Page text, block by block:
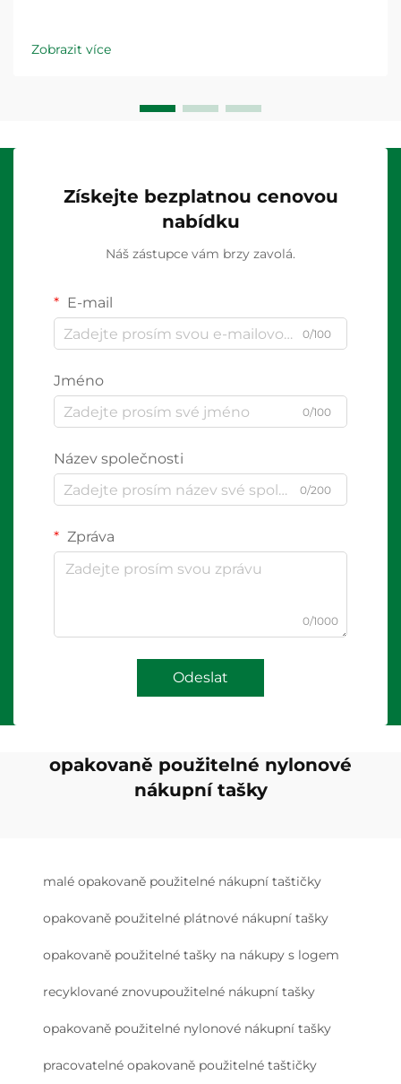
Zobrazit více
Získejte bezplatnou cenovou
nabídku
Náš zástupce vám brzy zavolá.
E-mail
0/100
Jméno
0/100
Název společnosti
0/200
Zpráva
0/1000
Odeslat
opakovaně použitelné nylonové
nákupní tašky
malé opakovaně použitelné nákupní taštičky
opakovaně použitelné plátnové nákupní tašky
opakovaně použitelné tašky na nákupy s logem
recyklované znovupoužitelné nákupní tašky
opakovaně použitelné nylonové nákupní tašky
pracovatelné opakovaně použitelné taštičky